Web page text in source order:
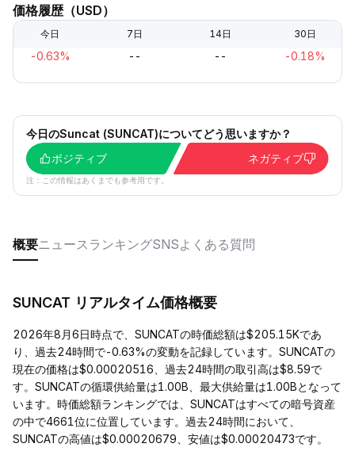
価格履歴（USD）
今日 7日 14日 30日
-0.63% -- -- -0.18%
今日のSuncat (SUNCAT)についてどう思いますか？
ポジティブ
ネガティブ
注：この情報はあくまでも参考用です。
概要ニュース ランキングSNSよくある質問
SUNCAT リアルタイム価格概要
2026年8月6日時点で、SUNCATの時価総額は$205.15Kであ
り、過去24時間で-0.63%の変動を記録しています。SUNCATの
現在の価格は$0.00020516、過去24時間の取引高は$8.59で
す。SUNCATの循環供給量は1.00B、最大供給量は1.00Bとなって
います。時価総額ランキングでは、SUNCATはすべての暗号資産
の中で4661位に位置しています。過去24時間において、
SUNCATの高値は$0.00020679、安値は$0.00020473です。